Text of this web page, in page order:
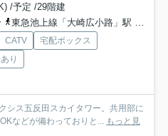
/予定 /29階建
東急池上線「大崎広小路」駅 徒歩8分
CATV
宅配ボックス
り
シス五反田スカイタワー。共用部に
などが備わっておりと... もっと見